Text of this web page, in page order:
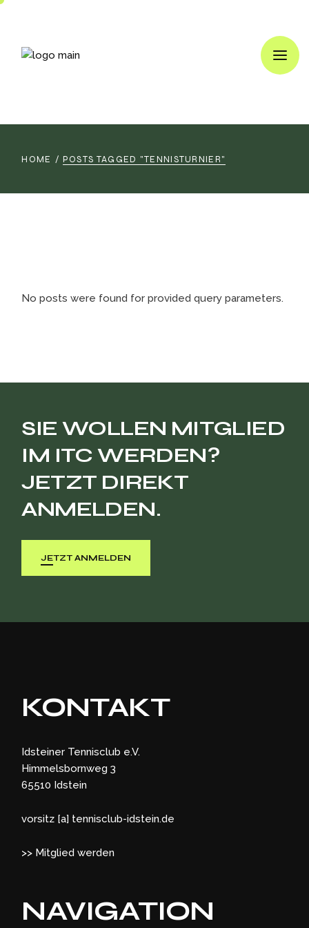
Skip
HOME POSTS TAGGED "TENNISTURNIER"
No posts were found for provided query parameters.
SIE WOLLEN MITGLIED
IM ITC WERDEN?
JETZT DIREKT
ANMELDEN.
JETZT ANMELDEN
KONTAKT
Idsteiner Tennisclub e.V.
Himmelsbornweg 3
65510 Idstein
vorsitz [a] tennisclub-idstein.de
>> Mitglied werden
NAVIGATION